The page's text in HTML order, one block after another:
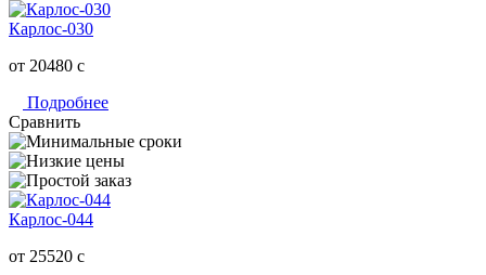
Карлос-030
от 20480 c
Подробнее
Сравнить
Карлос-044
от 25520 c